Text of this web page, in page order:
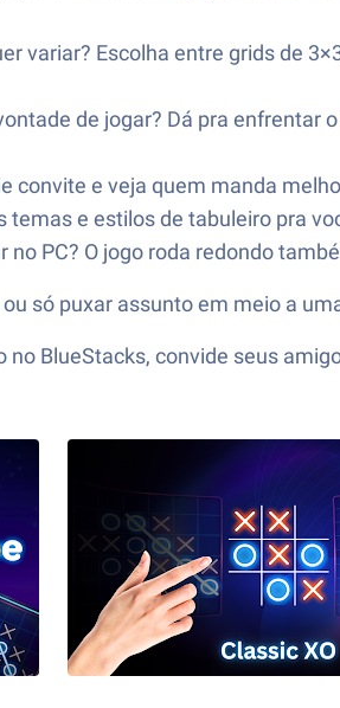
variar? Escolha entre grids de
de jogar? Dá pra enfrentar
convite e veja quem manda
temas e estilos de tabuleiro pra
no PC? O jogo roda redondo
só puxar assunto em meio a
no BlueStacks, convide seus